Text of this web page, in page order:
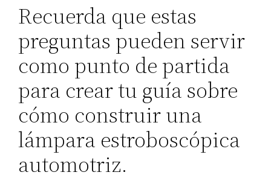
Recuerda que estas
preguntas pueden servir
como punto de partida
para crear tu guía sobre
cómo construir una
lámpara estroboscópica
automotriz.